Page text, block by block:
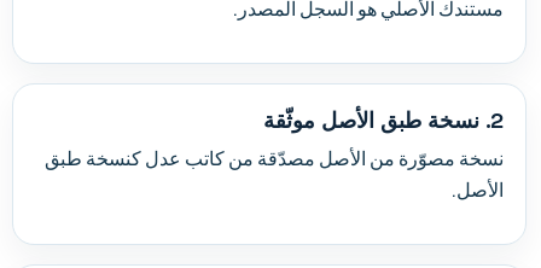
مستندك الأصلي هو السجل المصدر.
2. نسخة طبق الأصل موثّقة
نسخة مصوّرة من الأصل مصدّقة من كاتب عدل كنسخة طبق
الأصل.